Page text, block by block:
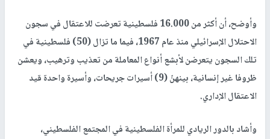
وأوضح، أن أكثر من 16.000 فلسطينية تعرضت للاعتقال في سجون
الاحتلال الإسرائيلي منذ عام 1967، فيما ما تزال (50) فلسطينية في
تلك السجون يتعرضن لأبشع أنواع المعاملة من تعذيب وترهيب، ويعشن
ظروفا غير إنسانية، بينهنّ (9) أسيرات جريحات، وأسيرة واحدة قيد
الاعتقال الإداري.
وأشاد بالدور الريادي للمرأة الفلسطينية في المجتمع الفلسطيني،